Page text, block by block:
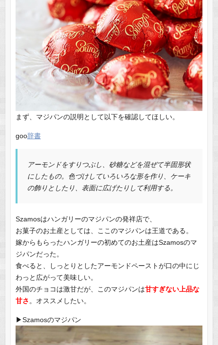
まず、マジパンの説明として以下を確認してほしい。
goo辞書
アーモンドをすりつぶし、砂糖などを混ぜて半固形状
にしたもの。色づけしていろいろな形を作り、ケーキ
の飾りとしたり、表面に広げたりして利用する。
Szamosはハンガリーのマジパンの発祥店で、
お菓子のお土産としては、ここのマジパンは王道である。
嫁からもらったハンガリーの初めてのお土産はSzamosのマ
ジパンだった。
食べると、しっとりとしたアーモンドペーストが口の中にじ
わっと広がって美味しい。
外国のチョコは激甘だが、このマジパンは甘すぎない上品な
甘さ 。オススメしたい。
▶︎Szamosのマジパン